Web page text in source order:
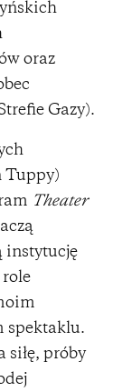
oraz
Gazy).
Tuppy)
Theater
instytucję
role
spektaklu.
siłę, próby